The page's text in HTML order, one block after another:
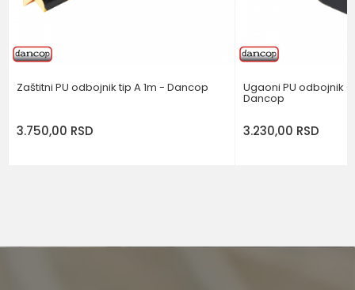
Zaštitni PU odbojnik tip A 1m - Dancop
3.750,00 RSD
Ugaoni PU odbojnik
Dancop
3.230,00 RSD